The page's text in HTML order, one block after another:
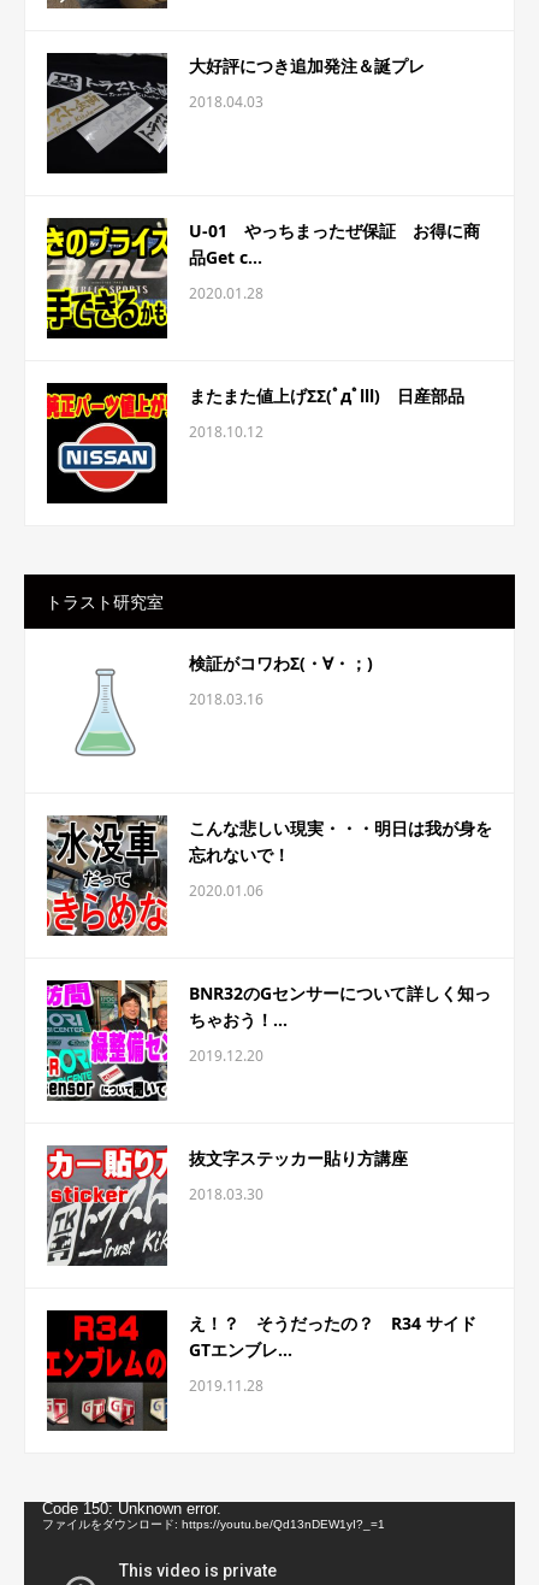
大好評につき追加発注＆誕プレ
2018.04.03
U-01 やっちまったぜ保証 お得に商
品Get c...
2020.01.28
またまた値上げΣΣ(ﾟдﾟlll) 日産部品
2018.10.12
トラスト研究室
検証がコワわΣ(・∀・；)
2018.03.16
こんな悲しい現実・・・明日は我が身を
忘れないで！
2020.01.06
BNR32のGセンサーについて詳しく知っ
ちゃおう！...
2019.12.20
抜文字ステッカー貼り方講座
2018.03.30
え！？ そうだったの？ R34 サイド
GTエンブレ...
2019.11.28
動Code 150: Unknown error.
ファイルをダウンロード: https://youtu.be/Qd13nDEW1yI?_=1